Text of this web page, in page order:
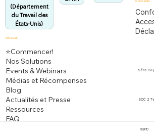
(Département
du Travail des
États-Unis)
Découvrir
⭐Commencer!
Nos Solutions
Events & Webinars
Médias et Récompenses
Blog
Actualités et Presse
Ressources
FAQ
Conformité
Série
SOC 2
RGPD